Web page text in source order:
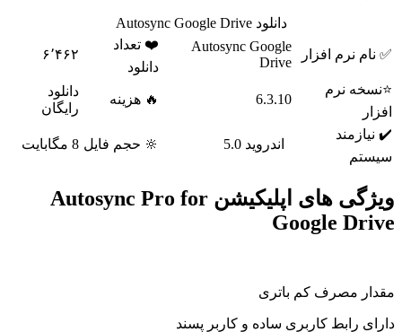
نرم افزار
Autosync Google
Drive
❤️ تعداد
۶٬۴۶۲
نرم
6.3.10 🔥 هزینه
رایگان
🔆 حجم فایل 8 مگابایت
ویژگی های اپلیکیشن Autosync Pro for
Google
مصرف کم باتری
رابط کاربری ساده و کاربر پسند